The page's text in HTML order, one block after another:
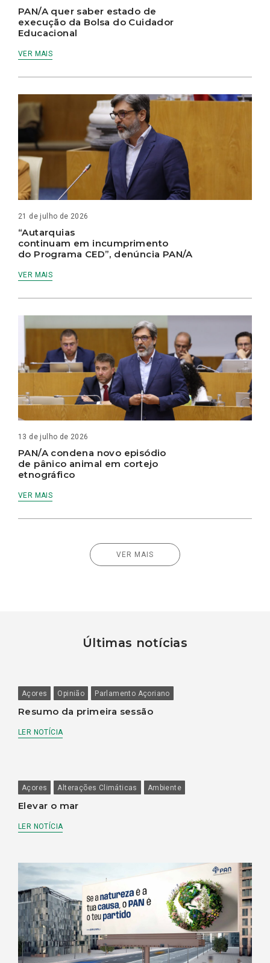
PAN/A quer saber estado de
execução da Bolsa do Cuidador
Educacional
VER MAIS
21 de julho de 2026
“Autarquias
continuam em incumprimento
do Programa CED”, denúncia PAN/A
VER MAIS
13 de julho de 2026
PAN/A condena novo episódio
de pânico animal em cortejo
etnográfico
VER MAIS
VER MAIS
Últimas notícias
Açores Opinião Parlamento Açoriano
Resumo da primeira sessão
LER NOTÍCIA
Açores Alterações Climáticas Ambiente
Elevar o mar
LER NOTÍCIA